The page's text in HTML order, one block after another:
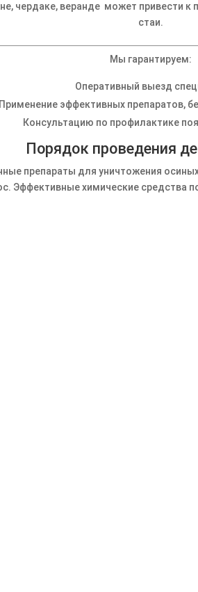
чердаке, веранде может привести
стаи.
Мы гарантируем:
Оперативный выезд
Применение эффективных препаратов,
Консультацию по профилактике
Порядок проведения
препараты для уничтожения
Эффективные химические средства